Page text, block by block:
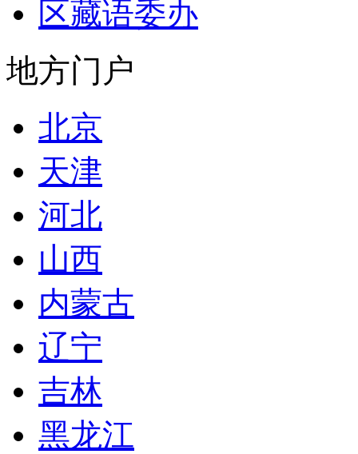
区藏语委办
地方门户
北京
天津
河北
山西
内蒙古
辽宁
吉林
黑龙江